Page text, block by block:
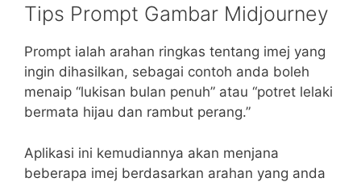
Tips Prompt Gambar Midjourney
Prompt ialah arahan ringkas tentang imej yang
ingin dihasilkan, sebagai contoh anda boleh
menaip “lukisan bulan penuh” atau “potret lelaki
bermata hijau dan rambut perang.”
Aplikasi ini kemudiannya akan menjana
beberapa imej berdasarkan arahan yang anda